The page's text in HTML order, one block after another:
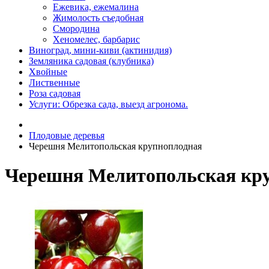
Ежевика, ежемалина
Жимолость съедобная
Смородина
Хеномелес, барбарис
Виноград, мини-киви (актинидия)
Земляника садовая (клубника)
Хвойные
Лиственные
Роза садовая
Услуги: Обрезка сада, выезд агронома.
Плодовые деревья
Черешня Мелитопольская крупноплодная
Черешня Мелитопольская